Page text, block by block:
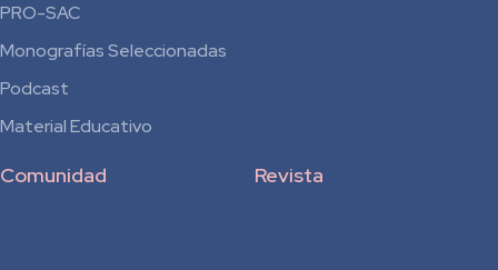
Residentes
PRO-SAC
Monografías Seleccionadas
Podcast
Material Educativo
Revista
Comunidad